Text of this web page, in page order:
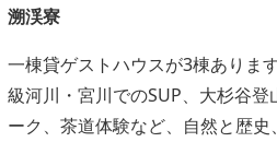
溯渓寮
一棟貸ゲストハウスが3棟ありま
級河川・宮川でのSUP、大杉谷登
ーク、茶道体験など、自然と歴史